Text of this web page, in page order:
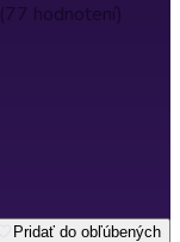
(77 hodnotení)
Pridať do obľúbených